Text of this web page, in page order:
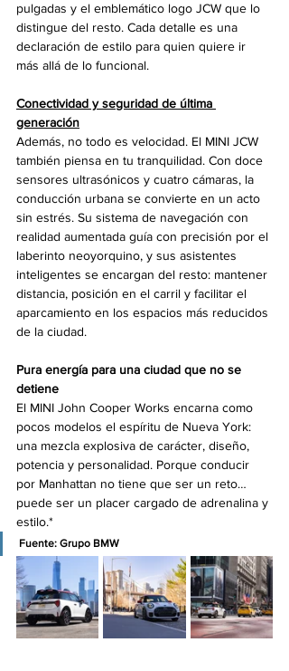
pulgadas y el emblemático logo JCW que lo
distingue del resto. Cada detalle es una
declaración de estilo para quien quiere ir
más allá de lo funcional.
Conectividad y seguridad de última
generación
Además, no todo es velocidad. El MINI JCW
también piensa en tu tranquilidad. Con doce
sensores ultrasónicos y cuatro cámaras, la
conducción urbana se convierte en un acto
sin estrés. Su sistema de navegación con
realidad aumentada guía con precisión por el
laberinto neoyorquino, y sus asistentes
inteligentes se encargan del resto: mantener
distancia, posición en el carril y facilitar el
aparcamiento en los espacios más reducidos
de la ciudad.
Pura energía para una ciudad que no se
detiene
El MINI John Cooper Works encarna como
pocos modelos el espíritu de Nueva York:
una mezcla explosiva de carácter, diseño,
potencia y personalidad. Porque conducir
por Manhattan no tiene que ser un reto…
puede ser un placer cargado de adrenalina y
estilo.*
Fuente: Grupo BMW